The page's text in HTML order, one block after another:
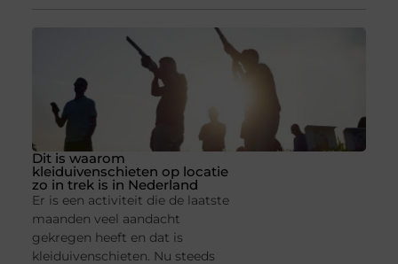
Dit is waarom
kleiduivenschieten op locatie
zo in trek is in Nederland
Er is een activiteit die de laatste
maanden veel aandacht
gekregen heeft en dat is
kleiduivenschieten. Nu steeds